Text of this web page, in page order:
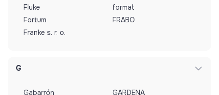
Fluke
format
Fortum
FRABO
Franke s. r. o.
G
Gabarrón GARDENA